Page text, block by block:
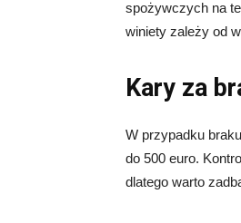
spożywczych na
winiety zależy od
Kary za
W przypadku
do 500 euro.
dlatego warto